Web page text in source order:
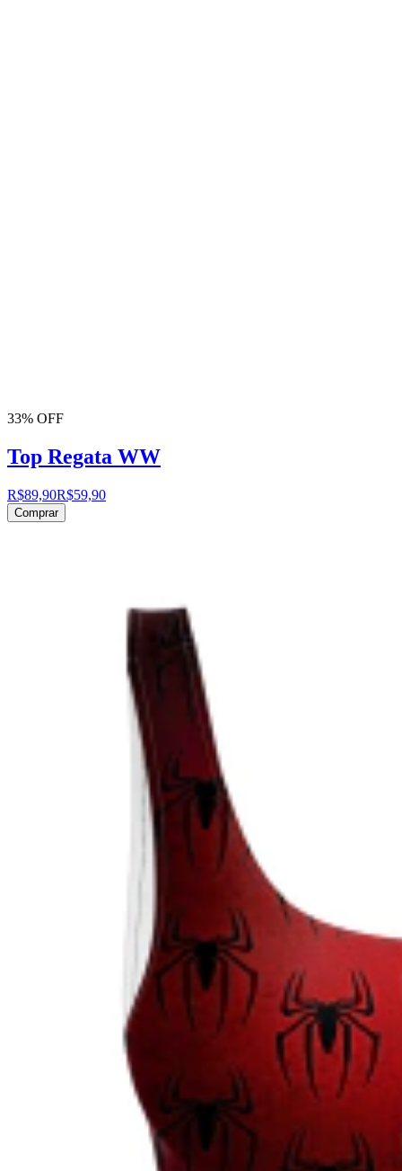
33% OFF
Top Regata WW
R$89,90R$59,90
Comprar